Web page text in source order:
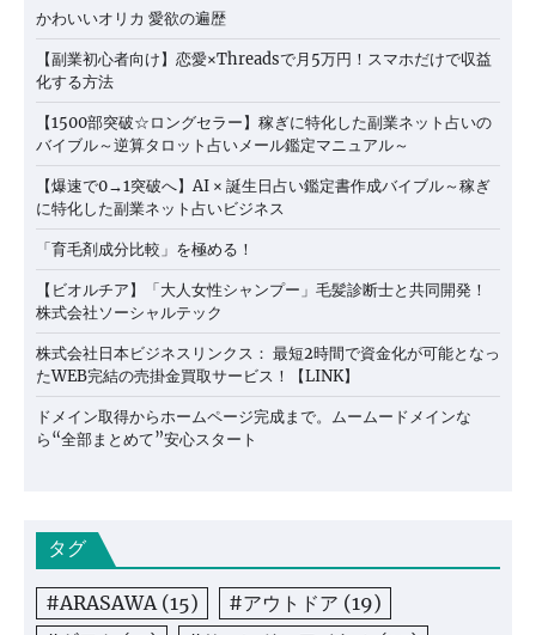
かわいいオリカ 愛欲の遍歴
【副業初心者向け】恋愛×Threadsで月5万円！スマホだけで収益
化する方法
【1500部突破☆ロングセラー】稼ぎに特化した副業ネット占いの
バイブル～逆算タロット占いメール鑑定マニュアル～
【爆速で0→1突破へ】AI × 誕生日占い鑑定書作成バイブル～稼ぎ
に特化した副業ネット占いビジネス
「育毛剤成分比較」を極める！
【ビオルチア】「大人女性シャンプー」毛髪診断士と共同開発！
株式会社ソーシャルテック
株式会社日本ビジネスリンクス： 最短2時間で資金化が可能となっ
たWEB完結の売掛金買取サービス！【LINK】
ドメイン取得からホームページ完成まで。ムームードメインな
ら“全部まとめて”安心スタート
タグ
#ARASAWA(15) #アウトドア (19)